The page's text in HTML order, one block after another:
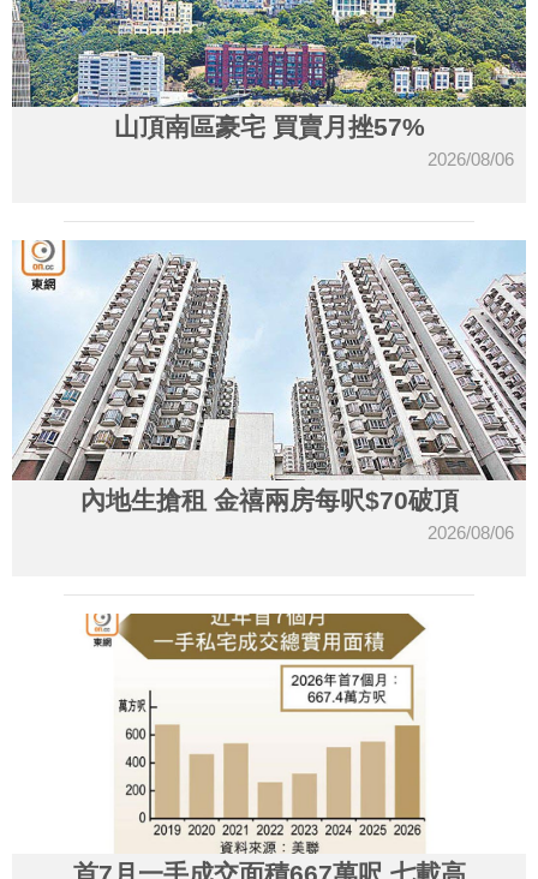
山頂南區豪宅 買賣月挫57%
2026/08/06
內地生搶租 金禧兩房每呎$70破頂
2026/08/06
首7月一手成交面積667萬呎 七載高